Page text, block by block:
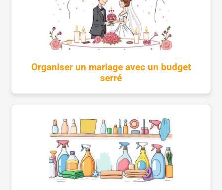
Organiser un mariage avec un budget
serré